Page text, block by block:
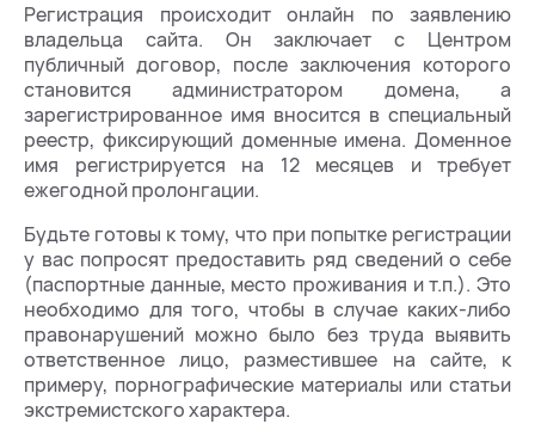
Регистрация происходит онлайн по заявлению
владельца сайта. Он заключает с Центром
публичный договор, после заключения которого
становится администратором домена, а
зарегистрированное имя вносится в специальный
реестр, фиксирующий доменные имена. Доменное
имя регистрируется на 12 месяцев и требует
ежегодной пролонгации.
Будьте готовы к тому, что при попытке регистрации
у вас попросят предоставить ряд сведений о себе
(паспортные данные, место проживания и т.п.). Это
необходимо для того, чтобы в случае каких-либо
правонарушений можно было без труда выявить
ответственное лицо, разместившее на сайте, к
примеру, порнографические материалы или статьи
экстремистского характера.